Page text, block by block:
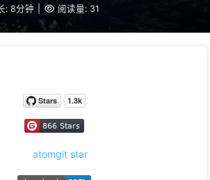
: 8分钟 阅读量: 31